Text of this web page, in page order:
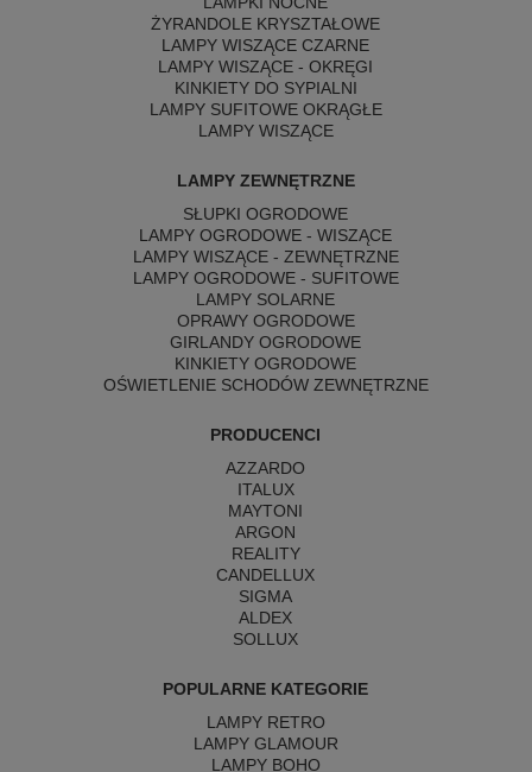
ŻYRANDOLE KRYSZTAŁOWE
LAMPY WISZĄCE CZARNE
LAMPY WISZĄCE - OKRĘGI
KINKIETY DO SYPIALNI
LAMPY SUFITOWE OKRĄGŁE
LAMPY WISZĄCE
LAMPY ZEWNĘTRZNE
SŁUPKI OGRODOWE
LAMPY OGRODOWE - WISZĄCE
LAMPY WISZĄCE - ZEWNĘTRZNE
LAMPY OGRODOWE - SUFITOWE
LAMPY SOLARNE
OPRAWY OGRODOWE
GIRLANDY OGRODOWE
KINKIETY OGRODOWE
OŚWIETLENIE SCHODÓW ZEWNĘTRZNE
PRODUCENCI
AZZARDO
ITALUX
MAYTONI
ARGON
REALITY
CANDELLUX
SIGMA
ALDEX
SOLLUX
POPULARNE KATEGORIE
LAMPY RETRO
LAMPY GLAMOUR
LAMPY BOHO